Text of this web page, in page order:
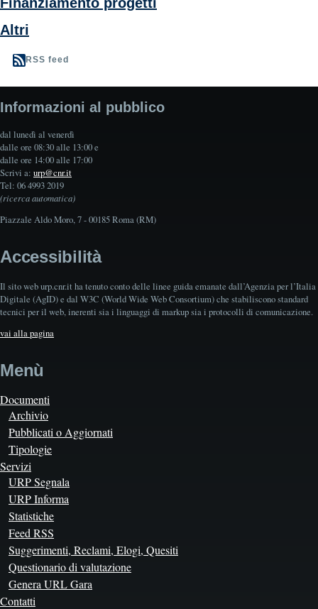
Altri
RSS feed
Informazioni al pubblico
dal lunedì al venerdì
dalle ore 08:30 alle 13:00 e
dalle ore 14:00 alle 17:00
Scrivi a: urp@cnr.it
Tel: 06 4993 2019
(ricerca automatica)
Piazzale Aldo Moro, 7 - 00185 Roma (RM)
Accessibilità
Il sito web urp.cnr.it ha tenuto conto delle linee guida emanate dall’Agenzia per l’Italia
Digitale (AgID) e dal W3C (World Wide Web Consortium) che stabiliscono standard
tecnici per il web, inerenti sia i linguaggi di markup sia i protocolli di comunicazione.
vai alla pagina
Menù
Documenti
Archivio
Pubblicati o Aggiornati
Tipologie
Servizi
URP Segnala
URP Informa
Statistiche
Feed RSS
Suggerimenti, Reclami, Elogi, Quesiti
Questionario di valutazione
Genera URL Gara
Contatti